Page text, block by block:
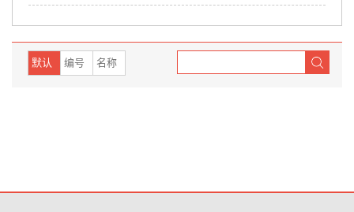
默认 编号 名称